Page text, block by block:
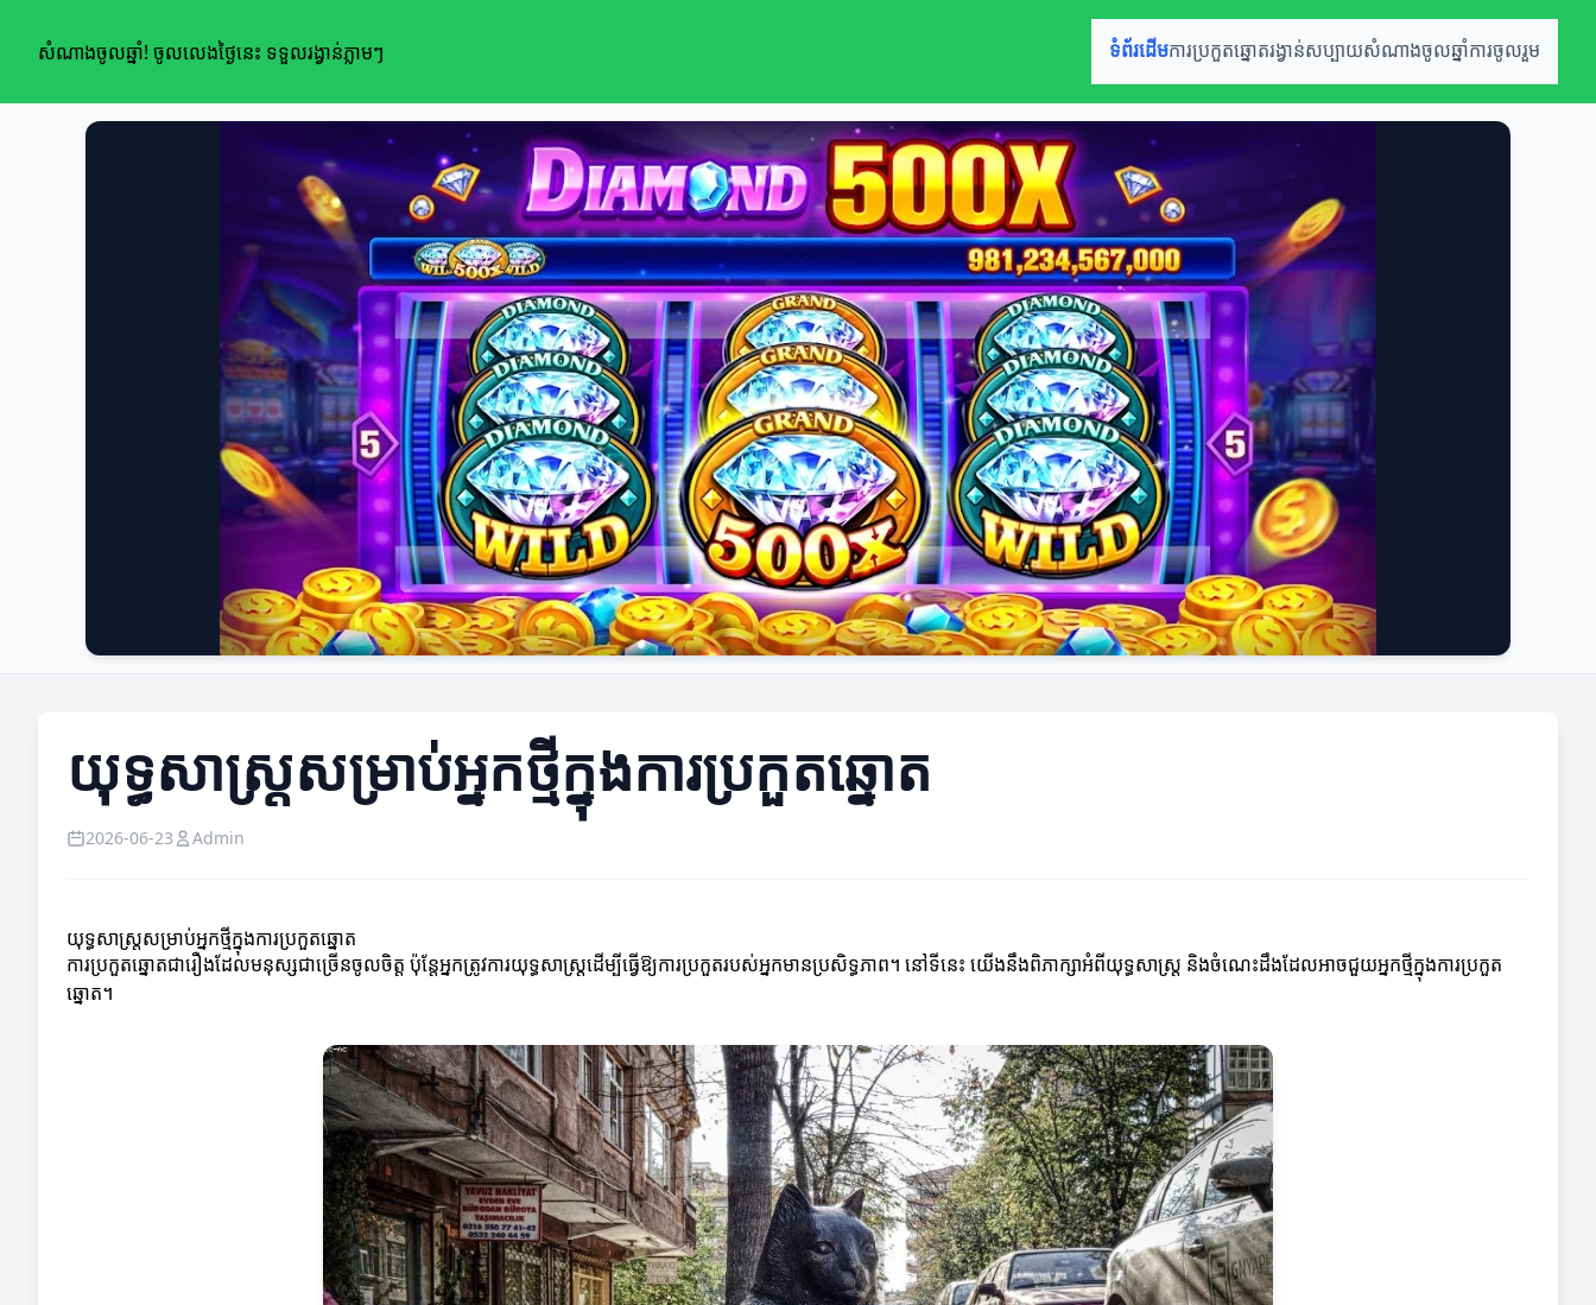
សំណាងចូលឆ្នាំ! ចូលលេងថ្ងៃនេះ ទទួលរង្វាន់ភ្លាមៗ ទំព័រដើមការប្រកួតឆ្នោតរង្វាន់សប្បាយសំណាងចូលឆ្នាំការចូលរួម
យុទ្ធសាស្ត្រសម្រាប់អ្នកថ្មីក្នុងការប្រកួតឆ្នោត
2026-06-23 Admin
យុទ្ធសាស្ត្រសម្រាប់អ្នកថ្មីក្នុងការប្រកួតឆ្នោត
ការប្រកួតឆ្នោតជារឿងដែលមនុស្សជាច្រើនចូលចិត្ត ប៉ុន្តែអ្នកត្រូវការយុទ្ធសាស្ត្រដើម្បីធ្វើឱ្យការប្រកួតរបស់អ្នកមានប្រសិទ្ធភាព។ នៅទីនេះ យើងនឹងពិភាក្សាអំពីយុទ្ធសាស្ត្រ និងចំណេះដឹងដែលអាចជួយអ្នកថ្មីក្នុងការប្រកួត
ឆ្នោត។